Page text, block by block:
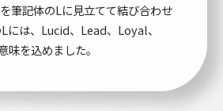
筆記体のLに見立てて結び合わせ
には、Lucid、Lead、Loyal、
を込めました。